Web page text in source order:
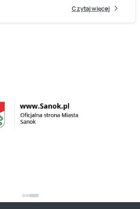
Czytaj więcej